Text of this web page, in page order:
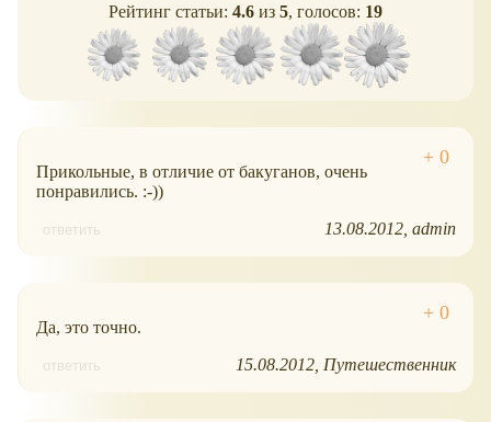
Рейтинг статьи: 4.6 из 5, голосов: 19
Прикольные, в отличие от бакуганов, очень
понравились. :-))
ответить 13.08.2012 admin
Да, это точно.
ответить 15.08.2012 Путешественник